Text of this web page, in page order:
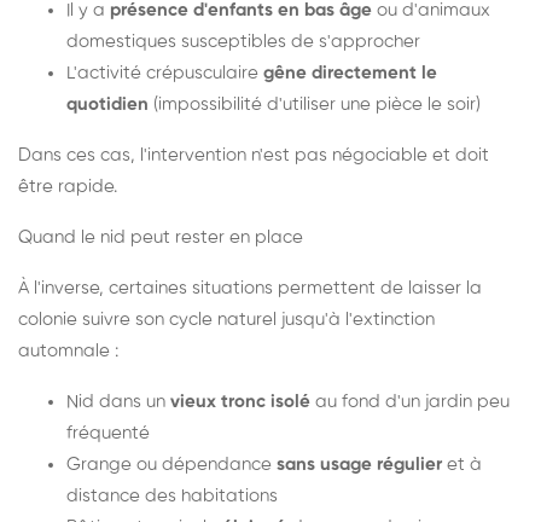
Il y a présence d'enfants en bas âge ou d'animaux
domestiques susceptibles de s'approcher
L'activité crépusculaire gêne directement le
quotidien (impossibilité d'utiliser une pièce le soir)
Dans ces cas, l'intervention n'est pas négociable et doit
être rapide.
Quand le nid peut rester en place
À l'inverse, certaines situations permettent de laisser la
colonie suivre son cycle naturel jusqu'à l'extinction
automnale :
Nid dans un vieux tronc isolé au fond d'un jardin peu
fréquenté
Grange ou dépendance sans usage régulier et à
distance des habitations